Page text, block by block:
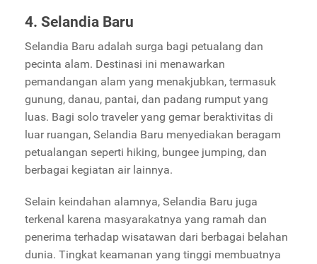
4. Selandia Baru
Selandia Baru adalah surga bagi petualang dan
pecinta alam. Destinasi ini menawarkan
pemandangan alam yang menakjubkan, termasuk
gunung, danau, pantai, dan padang rumput yang
luas. Bagi solo traveler yang gemar beraktivitas di
luar ruangan, Selandia Baru menyediakan beragam
petualangan seperti hiking, bungee jumping, dan
berbagai kegiatan air lainnya.
Selain keindahan alamnya, Selandia Baru juga
terkenal karena masyarakatnya yang ramah dan
penerima terhadap wisatawan dari berbagai belahan
dunia. Tingkat keamanan yang tinggi membuatnya